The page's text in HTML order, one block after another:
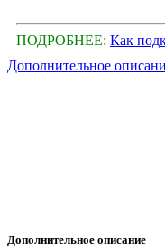
ПОДРОБНЕЕ: Как
Дополнительное
Дополнительное описание